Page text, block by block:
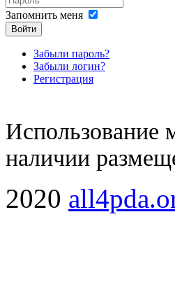
Запомнить меня
Войти
Забыли пароль?
Забыли логин?
Регистрация
Использование
наличии
2020